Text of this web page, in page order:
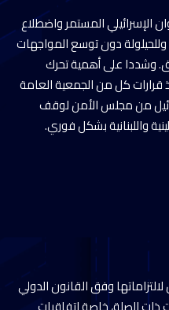
الإسرائيلي المستمر واضطلاع
دون توسع المواجهات
وشددا على أهمية تحرك
قرارات كل من الجمعية العامة
من مجلس الأمن لوقف
واللبنانية بشكل فوري.
وفق القانون الدولي